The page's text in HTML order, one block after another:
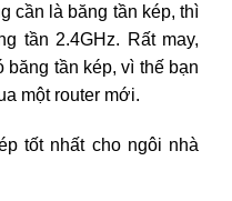
cần là băng tần kép, thì
tần 2.4GHz. Rất may,
băng tần kép, vì thế bạn
một router mới.
tốt nhất cho ngôi nhà